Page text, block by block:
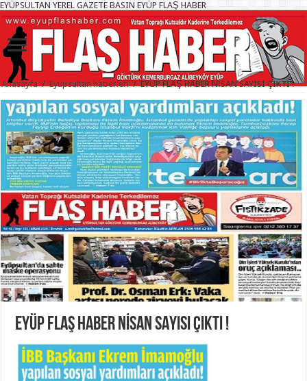
EYÜPSULTAN YEREL GAZETE BASIN EYÜP FLAŞ HABER
Anasayfa / Eyüpsultan haberleri / EYÜP FLAŞ HABER NİSAN SAYISI ÇIKTI !
EYÜP FLAŞ HABER NİSAN SAYISI ÇIKTI !